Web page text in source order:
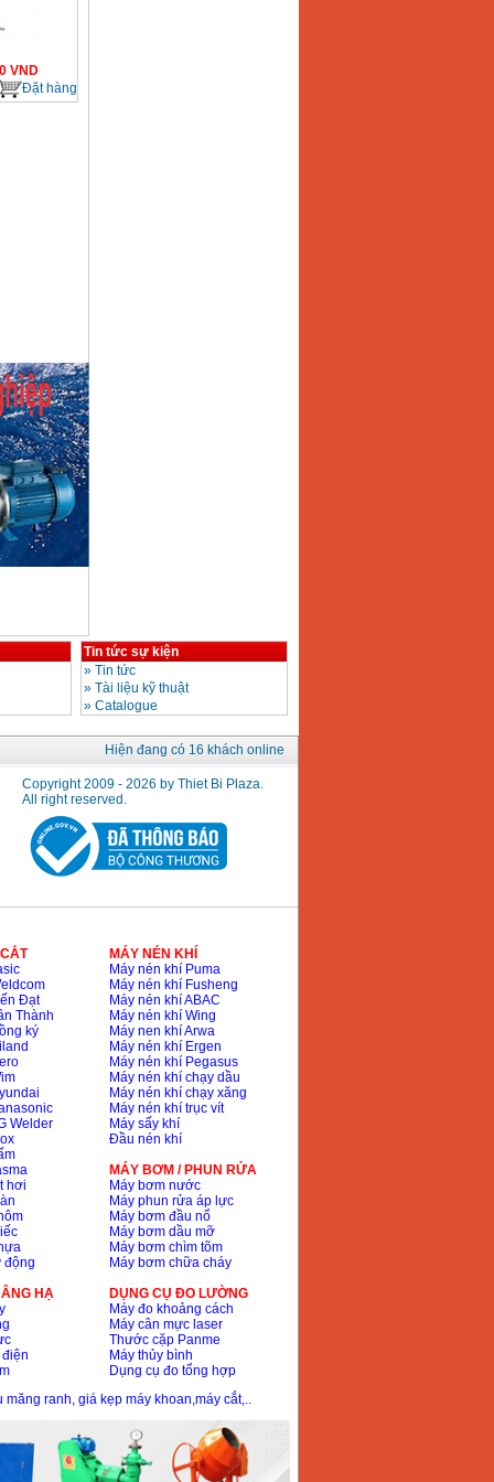
VND
Đặt hàng
Tin tức sự kiện
» Tin tức
» Tài liệu kỹ thuật
» Catalogue
Hiện đang có 16 khách online
Copyright 2009 - 2026 by Thiet Bi Plaza.
All right reserved.
Đạt
Thành
ký
Welder
hơi
động
HẠ
MÁY NÉN KHÍ
Máy nén khí Puma
Máy nén khí Fusheng
Máy nén khí ABAC
Máy nén khí Wing
Máy nen khí Arwa
Máy nén khí Ergen
Máy nén khí Pegasus
Máy nén khí chạy dầu
Máy nén khí chạy xăng
Máy nén khí trục vít
Máy sấy khí
Đầu nén khí
MÁY BƠM / PHUN RỬA
Máy bơm nước
Máy phun rửa áp lực
Máy bơm đầu nổ
Máy bơm dầu mỡ
Máy bơm chìm tõm
Máy bơm chữa cháy
DỤNG CỤ ĐO LƯỜNG
Máy đo khoảng cách
Máy cân mực laser
Thước cặp Panme
Máy thủy bình
Dụng cụ đo tổng hợp
măng ranh, giá kẹp máy khoan,máy cắt,..